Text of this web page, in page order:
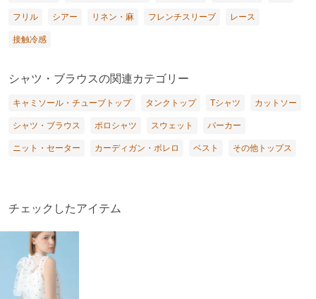
フリル シアー リネン・麻 フレンチスリーブ レース
接触冷感
シャツ・ブラウスの関連カテゴリー
キャミソール・チューブトップ タンクトップ Tシャツ カットソー
シャツ・ブラウス ポロシャツ スウェット パーカー
ニット・セーター カーディガン・ボレロ ベスト その他トップス
チェックしたアイテム